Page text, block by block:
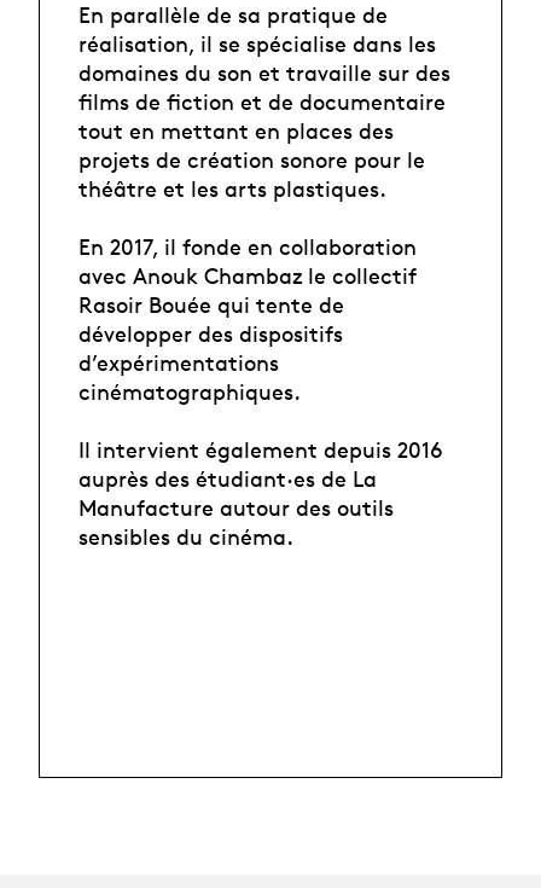
En parallèle de sa pratique de
réalisation, il se spécialise dans les
domaines du son et travaille sur des
films de fiction et de documentaire
tout en mettant en places des
projets de création sonore pour le
théâtre et les arts plastiques.
En 2017, il fonde en collaboration
avec Anouk Chambaz le collectif
Rasoir Bouée qui tente de
développer des dispositifs
d’expérimentations
cinématographiques.
Il intervient également depuis 2016
auprès des étudiant·es de La
Manufacture autour des outils
sensibles du cinéma.